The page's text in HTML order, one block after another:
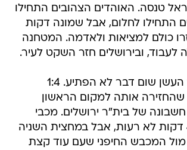
טנסה. האוהדים הצהובים התחילו
התחילו לחלום, אבל שמונה דקות
כולם למציאות ולאדמה. המטחנה
לעבוד, ובירושלים חזר השקט לעיר.
אחרי שהתפזר העשן שום דבר לא הפתיע. 1:4
אותה למקום הראשון
של בית"ר ירושלים. מכבי
נתניה נתנה 45 דקות לא רעות, אבל במחצית השניה
המכבש החיפני שעם עוד קצת